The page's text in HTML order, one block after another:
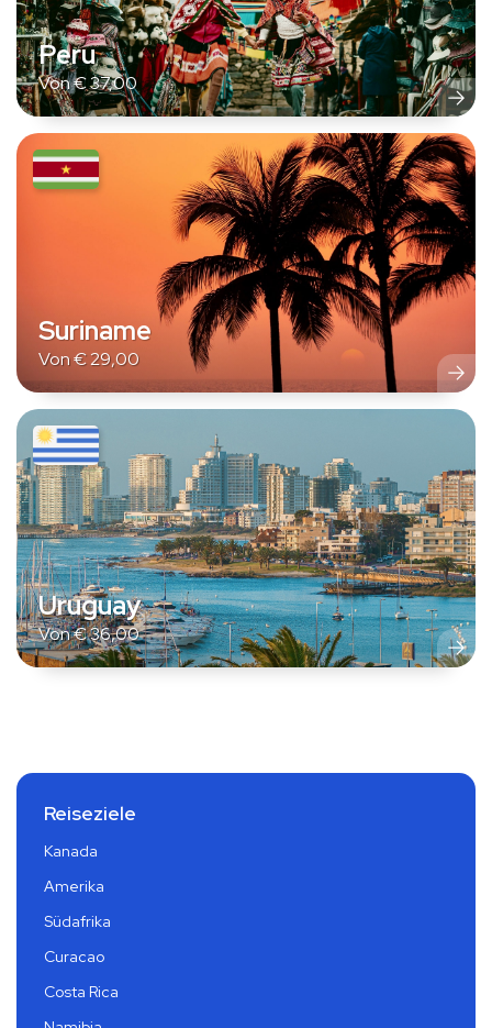
Peru
Von€37,00
Suriname
Von€29,00
Uruguay
Von€36,00
Reiseziele
Kanada
Amerika
Südafrika
Curacao
Costa Rica